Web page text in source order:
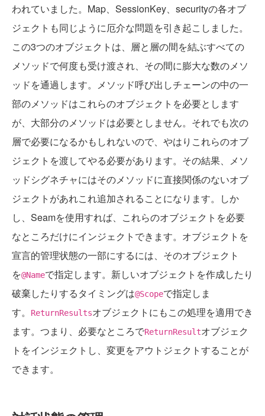
われていました。Map、SessionKey、securityの各オブ
ジェクトも同じように厄介な問題を引き起こしました。
この3つのオブジェクトは、層と層の間を結ぶすべての
メソッドで何度も受け渡され、その間に膨大な数のメソ
ッドを通過します。メソッド呼び出しチェーンの中の一
部のメソッドはこれらのオブジェクトを必要とします
が、大部分のメソッドは必要としません。それでも次の
層で必要になるかもしれないので、やはりこれらのオブ
ジェクトを渡してやる必要があります。その結果、メソ
ッドシグネチャにはそのメソッドに直接関係のないオブ
ジェクトがあれこれ追加されることになります。しか
し、Seamを使用すれば、これらのオブジェクトを必要
なところだけにインジェクトできます。オブジェクトを
宣言的管理状態の一部にするには、そのオブジェクト
を@Nameで指定します。新しいオブジェクトを作成したり
破棄したりするタイミングは@Scopeで指定しま
す。
ReturnResultsオブジェクトにもこの処理を適用でき
ます。つまり、必要なところでReturnResultオブジェク
トをインジェクトし、変更をアウトジェクトすることが
できます。